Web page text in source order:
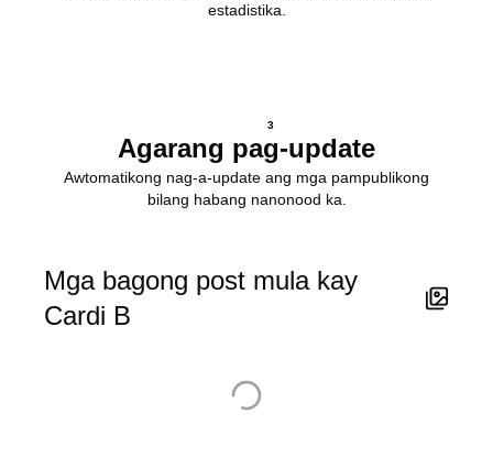
estadistika.
3
Agarang pag-update
Awtomatikong nag-a-update ang mga pampublikong
bilang habang nanonood ka.
Mga bagong post mula kay
Cardi B